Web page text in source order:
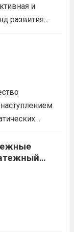
по
налоговый
08:00-17:00
и
развития
малого и
лесопожарной